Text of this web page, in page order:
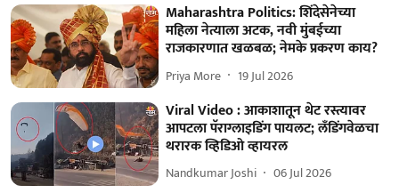
Maharashtra Politics: शिंदेसेनेच्या
महिला नेत्याला अटक, नवी मुंबईच्या
राजकारणात खळबळ; नेमके प्रकरण काय?
Priya More 19 Jul 2026
Viral Video : आकाशातून थेट रस्त्यावर
आपटला पॅराग्लाइडिंग पायलट; लँडिंगवेळचा
थरारक व्हिडिओ व्हायरल
Nandkumar Joshi 06 Jul 2026